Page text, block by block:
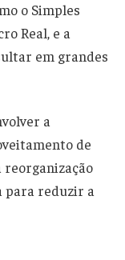
o Simples
Real, e a
em grandes
a
de
reorganização
para reduzir a